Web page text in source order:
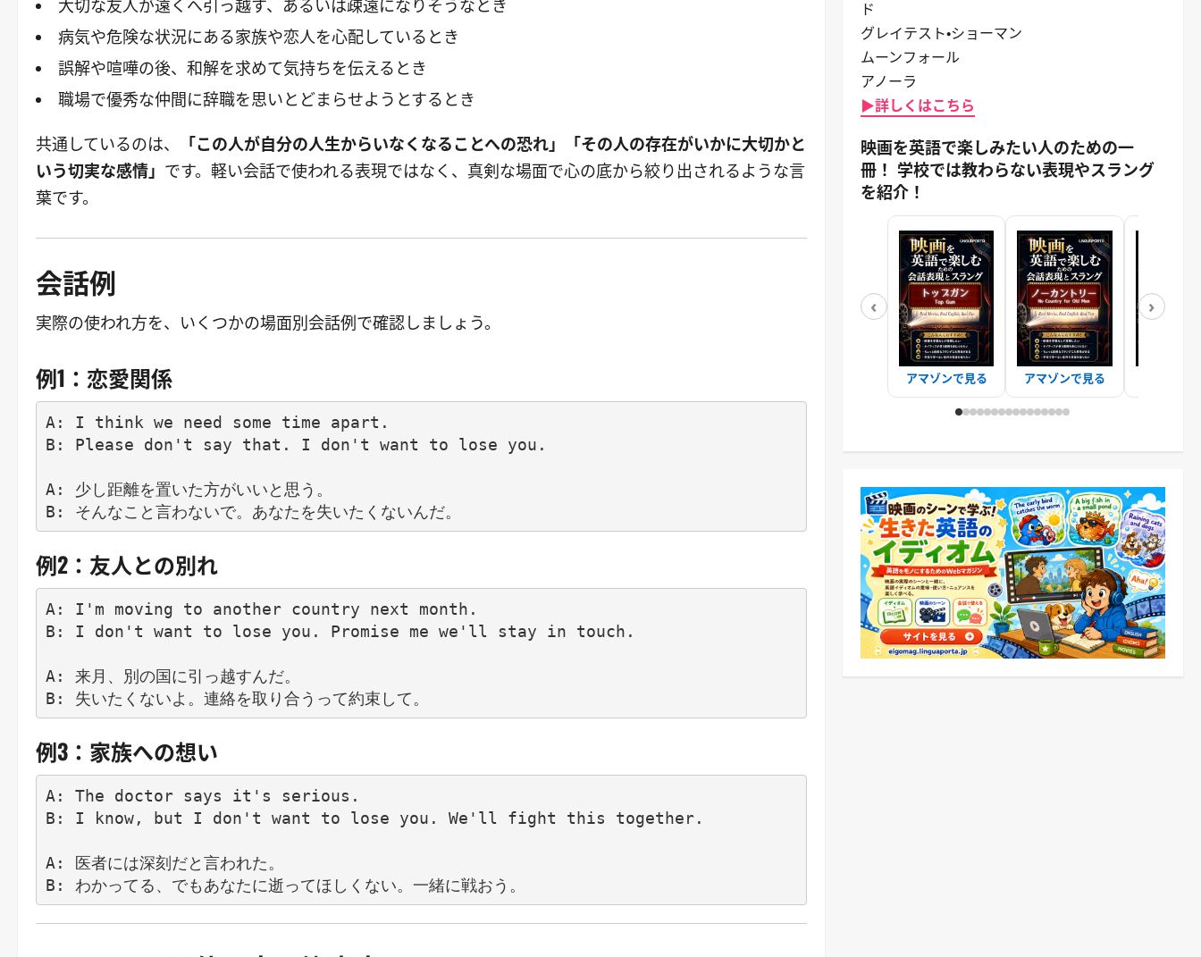
大切な友人が遠くへ引っ越す、あるいは疎遠になりそうなとき
病気や危険な状況にある家族や恋人を心配しているとき
誤解や喧嘩の後、和解を求めて気持ちを伝えるとき
職場で優秀な仲間に辞職を思いとどまらせようとするとき
共通しているのは、
「この人が自分の人生からいなくなることへの恐れ」「その人の存在がいかに大切かと
いう切実な感情」 です。軽い会話で使われる表現ではなく、真剣な場面で心の底から絞り出されるような言
葉です。
会話例
実際の使われ方を、いくつかの場面別会話例で確認しましょう。
例1：恋愛関係
A: I think we need some time apart.
B: Please don't say that. I don't want to lose you.
A: 少し距離を置いた方がいいと思う。
例2：友人との別れ
A: I'm moving to another country next month.
B: I don't want to lose you. Promise me we'll stay in touch.
A: 来月、別の国に引っ越すんだ。
例3：家族への想い
A: The doctor says it's serious.
B: I know, but I don't want to lose you. We'll fight this together.
A: 医者には深刻だと言われた。
ド
グレイテスト・ショーマン
ムーンフォール
アノーラ
▶詳しくはこちら
映画を英語で楽しみたい人のための一
冊！ 学校では教わらない表現やスラング
を紹介！
‹
アマゾンで見る アマゾンで見る
›